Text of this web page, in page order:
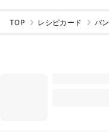
TOP レシピカード パン